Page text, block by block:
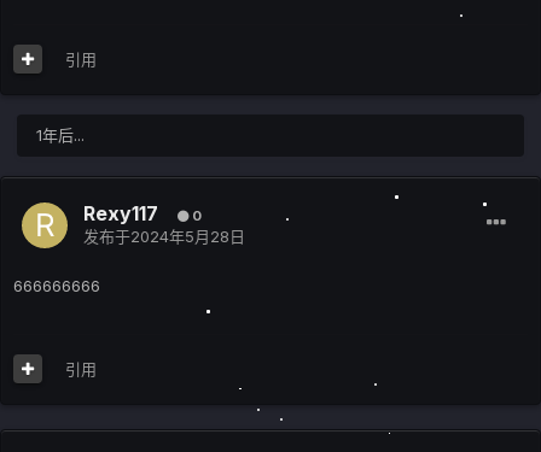
引用
1年后...
Rexy117 0
发布于2024年5月28日
666666666
引用